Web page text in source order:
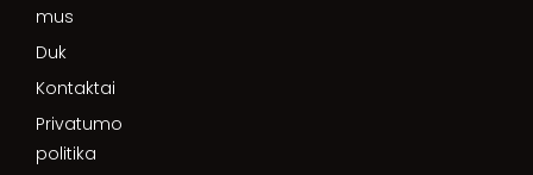
mus
Duk
Kontaktai
Privatumo
politika